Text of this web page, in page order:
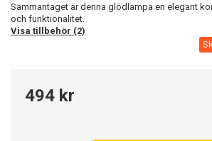
Sammantaget är denna glödlampa en elegant
och funktionalitet.
Visa tillbehör (2)
494 kr